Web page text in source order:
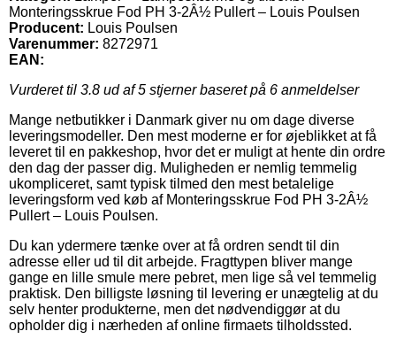
Monteringsskrue Fod PH 3-2Â½ Pullert – Louis Poulsen
Producent: Louis Poulsen
Varenummer: 8272971
EAN:
Vurderet til 3.8 ud af 5 stjerner baseret på 6 anmeldelser
Mange netbutikker i Danmark giver nu om dage diverse
leveringsmodeller. Den mest moderne er for øjeblikket at få
leveret til en pakkeshop, hvor det er muligt at hente din ordre
den dag der passer dig. Muligheden er nemlig temmelig
ukompliceret, samt typisk tilmed den mest betalelige
leveringsform ved køb af Monteringsskrue Fod PH 3-2Â½
Pullert – Louis Poulsen.
Du kan ydermere tænke over at få ordren sendt til din
adresse eller ud til dit arbejde. Fragttypen bliver mange
gange en lille smule mere pebret, men lige så vel temmelig
praktisk. Den billigste løsning til levering er unægtelig at du
selv henter produkterne, men det nødvendiggør at du
opholder dig i nærheden af online firmaets tilholdssted.